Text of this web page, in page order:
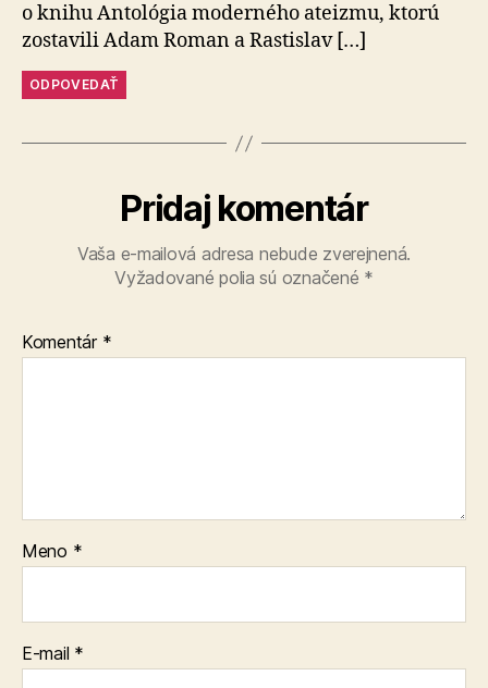
o knihu Antológia moderného ateizmu, ktorú
zostavili Adam Roman a Rastislav […]
ODPOVEDAŤ
Pridaj komentár
Vaša e-mailová adresa nebude zverejnená.
Vyžadované polia sú označené *
Komentár *
Meno *
E-mail *